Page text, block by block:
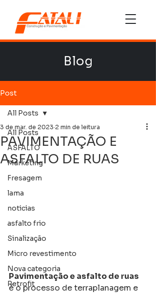
Blog
Post
All Posts
ASFALTO
Marketing
Fresagem
lama
noticias
asfalto frio
Sinalização
Micro revestimento
Nova categoria
Retrofit
All Posts
PAVIMENTAÇÃO E
ASFALTO DE RUAS
3 de mar. de 2023 2 min de leitura
Pavimentação e asfalto de ruas
é o processo de terraplanagem e